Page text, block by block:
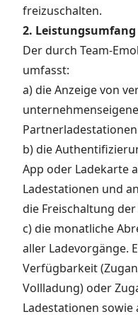
freizuschalten.
2. Leistungsumfang
Der durch Team-
umfasst:
a) die Anzeige von
b) die
App oder Ladekarte
Ladestationen und
die Freischaltung
c) die monatliche
aller Ladevorgänge.
Verfügbarkeit
Vollladung) oder
Ladestationen